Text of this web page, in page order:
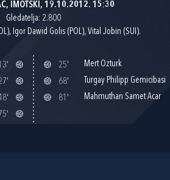
IMOTSKI, 19.10.2012. 15:30
Gledatelja: 2.800
Igor Dawid Golis (POL), Vital Jobin (SUI).
25'
Mert Ozturk
68'
Turgay Philipp Gemicibasi
81'
Mahmuthan Samet Acar